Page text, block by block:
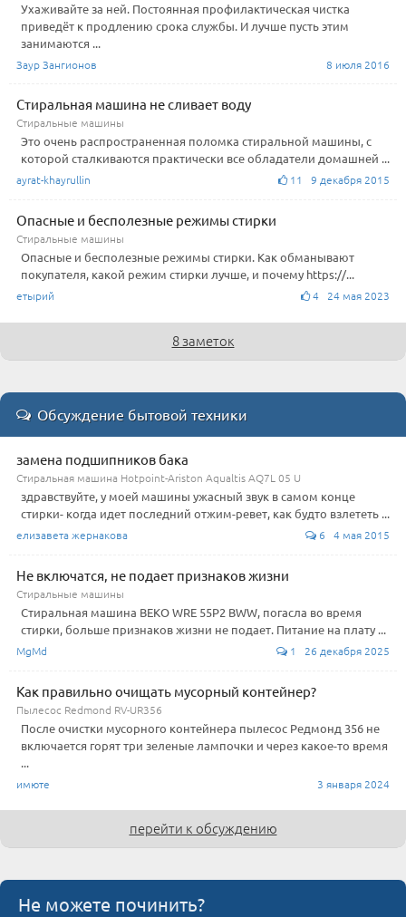
Ухаживайте за ней. Постоянная профилактическая чистка
приведёт к продлению срока службы. И лучше пусть этим
занимаются ...
Заур Зангионов 8 июля 2016
Стиральная машина не сливает воду
Стиральные машины
Это очень распространенная поломка стиральной машины, с
которой сталкиваются практически все обладатели домашней ...
ayrat-khayrullin 11 9 декабря 2015
Опасные и бесполезные режимы стирки
Стиральные машины
Опасные и бесполезные режимы стирки. Как обманывают
покупателя, какой режим стирки лучше, и почему https://...
етырий 4 24 мая 2023
8 заметок
Обсуждение бытовой техники
замена подшипников бака
Стиральная машина Hotpoint-Ariston Aqualtis AQ7L 05 U
здравствуйте, у моей машины ужасный звук в самом конце
стирки- когда идет последний отжим-ревет, как будто взлететь ...
елизавета жернакова 6 4 мая 2015
Не включатся, не подает признаков жизни
Стиральные машины
Стиральная машина BEKO WRE 55P2 BWW, погасла во время
стирки, больше признаков жизни не подает. Питание на плату ...
MgMd 1 26 декабря 2025
Как правильно очищать мусорный контейнер?
Пылесос Redmond RV-UR356
После очистки мусорного контейнера пылесос Редмонд 356 не
включается горят три зеленые лампочки и через какое-то время
...
имюте 3 января 2024
перейти к обсуждению
Не можете починить?